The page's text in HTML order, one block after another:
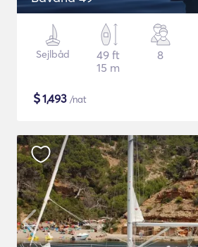
Sejlbåd
49 ft
15 m
8
$1,493 /nat